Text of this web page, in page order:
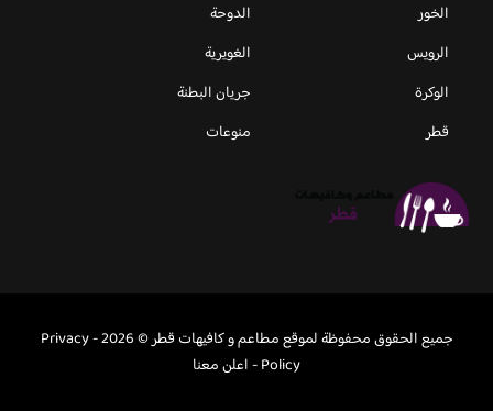
الخور
الدوحة
الرويس
الغويرية
الوكرة
جريان البطنة
قطر
منوعات
جميع الحقوق محفوظة لموقع مطاعم و كافيهات قطر © 2026 -
Privacy
Policy
-اعلن معنا